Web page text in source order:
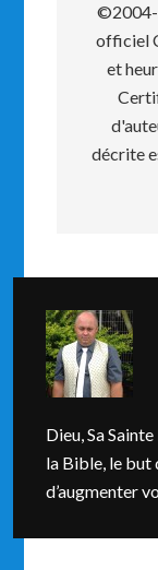
©2004-
officiel
et
décrite
Dieu, Sa
la Bible, le but
d’augmenter